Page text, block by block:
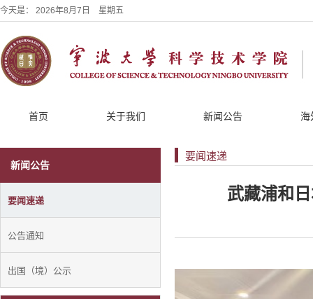
今天是： 2026年8月7日 星期五
首页 关于我们 新闻公告 海
新闻公告
要闻速递
公告通知
出国（境）公示
要闻速递
武藏浦和